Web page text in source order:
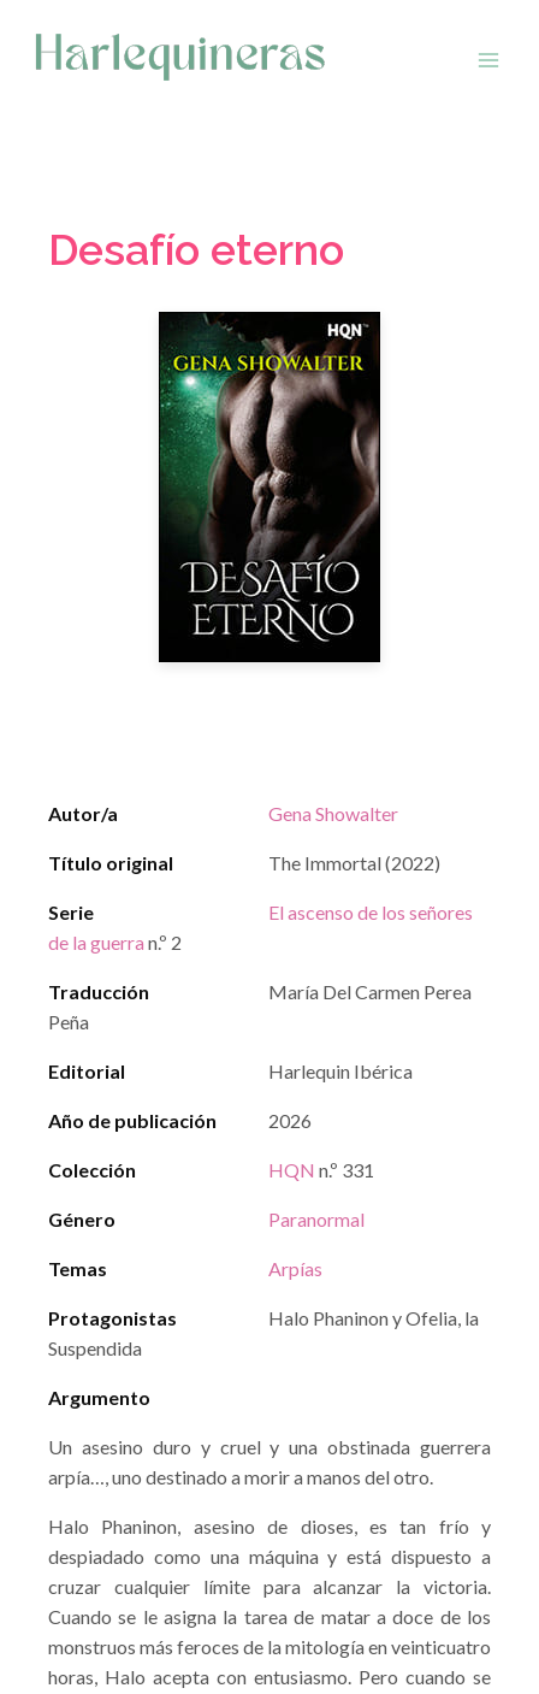
contenido
Desafío eterno
Autor/a Gena Showalter
Título original The Immortal (2022)
Serie
El ascenso de los señores
de la guerra n.º 2
Traducción
María Del Carmen Perea
Peña
Editorial Harlequin Ibérica
Año de publicación 2026
Colección HQN n.º 331
Género Paranormal
Temas Arpías
Protagonistas
Halo Phaninon y Ofelia, la
Suspendida
Argumento
Un asesino duro y cruel y una obstinada guerrera
arpía…, uno destinado a morir a manos del otro.
Halo Phaninon, asesino de dioses, es tan frío y
despiadado como una máquina y está dispuesto a
cruzar cualquier límite para alcanzar la victoria.
Cuando se le asigna la tarea de matar a doce de los
monstruos más feroces de la mitología en veinticuatro
horas, Halo acepta con entusiasmo. Pero cuando se